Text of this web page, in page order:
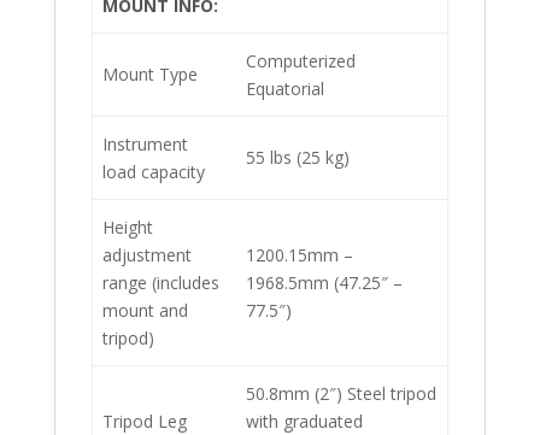
MOUNT INFO:
Mount Type
Computerized
Equatorial
Instrument
load capacity
55 lbs (25 kg)
Height
adjustment
range (includes
mount and
tripod)
1200.15mm –
1968.5mm (47.25″ –
77.5″)
Tripod Leg
50.8mm (2″) Steel tripod
with graduated